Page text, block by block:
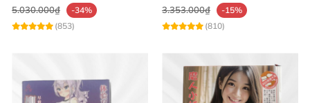
5.030.000₫
-34%
(853)
3.353.000₫
-15%
(810)